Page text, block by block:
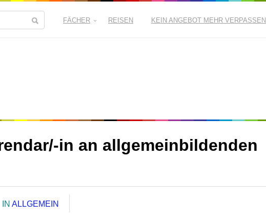
FÄCHER REISEN KEIN ANGEBOT MEHR VERPASSEN
in an allgemeinbildenden
IN ALLGEMEIN